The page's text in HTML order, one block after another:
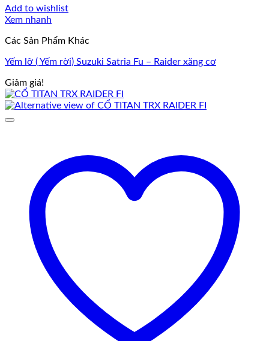
Add to wishlist
Xem nhanh
Các Sản Phẩm Khác
Yếm lỡ ( Yếm rời) Suzuki Satria Fu – Raider xăng cơ
Giảm giá!